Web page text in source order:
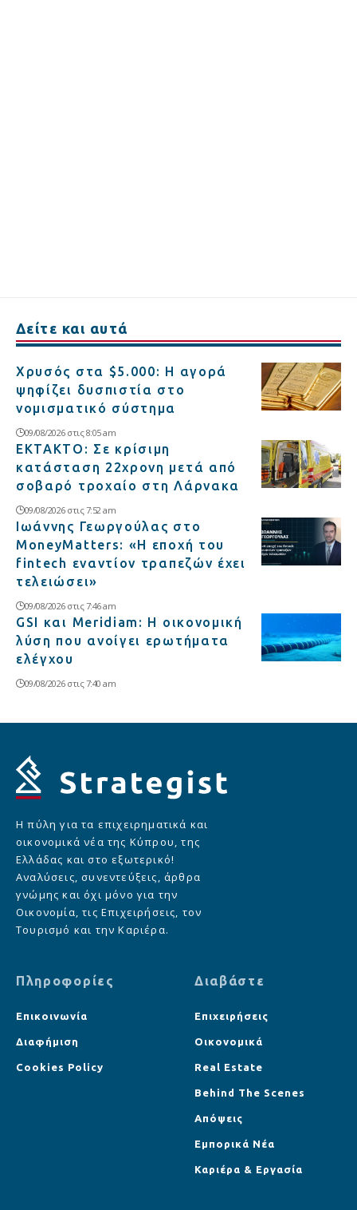
Δείτε και αυτά
Χρυσός στα $5.000: Η αγορά
ψηφίζει δυσπιστία στο
νομισματικό σύστημα
09/08/2026 στις 8:05 am
ΕΚΤΑΚΤΟ: Σε κρίσιμη
κατάσταση 22χρονη μετά από
σοβαρό τροχαίο στη Λάρνακα
09/08/2026 στις 7:52 am
Ιωάννης Γεωργούλας στο
MoneyMatters: «Η εποχή του
fintech εναντίον τραπεζών έχει
τελειώσει»
09/08/2026 στις 7:46 am
GSI και Meridiam: Η οικονομική
λύση που ανοίγει ερωτήματα
ελέγχου
09/08/2026 στις 7:40 am
Η πύλη για τα επιχειρηματικά και
οικονομικά νέα της Κύπρου, της
Ελλάδας και στο εξωτερικό!
Αναλύσεις, συνεντεύξεις, άρθρα
γνώμης και όχι μόνο για την
Οικονομία, τις Επιχειρήσεις, τον
Τουρισμό και την Καριέρα.
Πληροφορίες
Επικοινωνία
Διαφήμιση
Cookies Policy
Διαβάστε
Επιχειρήσεις
Οικονομικά
Real Estate
Behind The Scenes
Απόψεις
Εμπορικά Νέα
Καριέρα & Εργασία